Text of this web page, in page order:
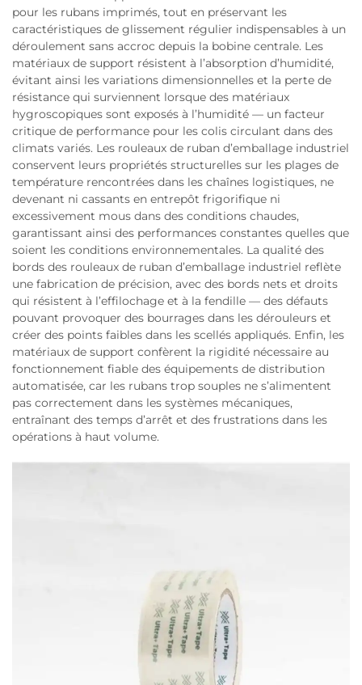
pour les rubans imprimés, tout en préservant les
caractéristiques de glissement régulier indispensables à un
déroulement sans accroc depuis la bobine centrale. Les
matériaux de support résistent à l’absorption d’humidité,
évitant ainsi les variations dimensionnelles et la perte de
résistance qui surviennent lorsque des matériaux
hygroscopiques sont exposés à l’humidité — un facteur
critique de performance pour les colis circulant dans des
climats variés. Les rouleaux de ruban d’emballage industriel
conservent leurs propriétés structurelles sur les plages de
température rencontrées dans les chaînes logistiques, ne
devenant ni cassants en entrepôt frigorifique ni
excessivement mous dans des conditions chaudes,
garantissant ainsi des performances constantes quelles que
soient les conditions environnementales. La qualité des
bords des rouleaux de ruban d’emballage industriel reflète
une fabrication de précision, avec des bords nets et droits
qui résistent à l’effilochage et à la fendille — des défauts
pouvant provoquer des bourrages dans les dérouleurs et
créer des points faibles dans les scellés appliqués. Enfin, les
matériaux de support confèrent la rigidité nécessaire au
fonctionnement fiable des équipements de distribution
automatisée, car les rubans trop souples ne s’alimentent
pas correctement dans les systèmes mécaniques,
entraînant des temps d’arrêt et des frustrations dans les
opérations à haut volume.